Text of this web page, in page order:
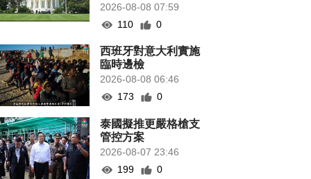
2026-08-08 07:59
110
0
西班牙對意大利實施
臨時邊檢
2026-08-08 06:46
173
0
泰國擬推更嚴格槍支
管控方案
2026-08-07 23:46
199
0